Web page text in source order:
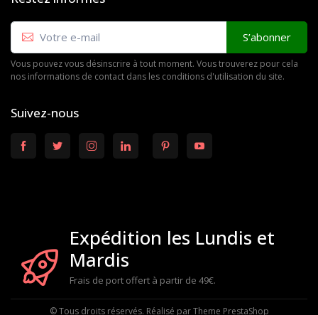
S’abonner
Vous pouvez vous désinscrire à tout moment. Vous trouverez pour cela
nos informations de contact dans les conditions d'utilisation du site.
Suivez-nous
Expédition les Lundis et
Mardis
Frais de port offert à partir de 49€.
© Tous droits réservés. Réalisé parTheme PrestaShop